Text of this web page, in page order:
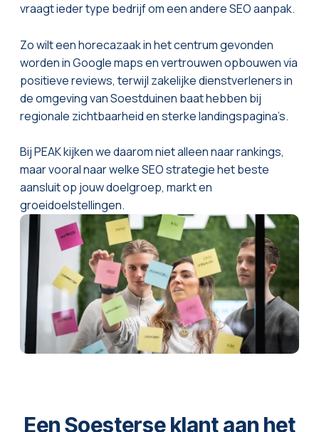
vraagt ieder type bedrijf om een andere SEO aanpak.
Zo wilt een horecazaak in het centrum gevonden
worden in Google maps en vertrouwen opbouwen via
positieve reviews, terwijl zakelijke dienstverleners in
de omgeving van Soestduinen baat hebben bij
regionale zichtbaarheid en sterke landingspagina’s.
Bij PEAK kijken we daarom niet alleen naar rankings,
maar vooral naar welke SEO strategie het beste
aansluit op jouw doelgroep, markt en
groeidoelstellingen.
Een Soesterse klant aan het